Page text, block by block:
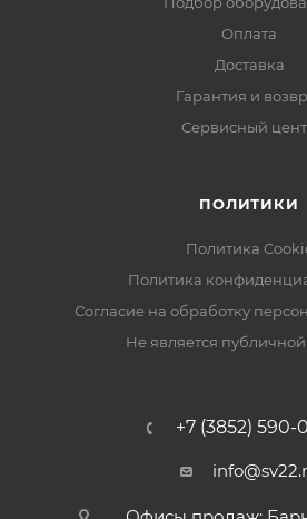
Оплата
Доставка
Гарантия и
Сервисный
ПОЛИТИКИ
Политика
Политика
Согласие на обработку
Не является
+7 (3852) 590-